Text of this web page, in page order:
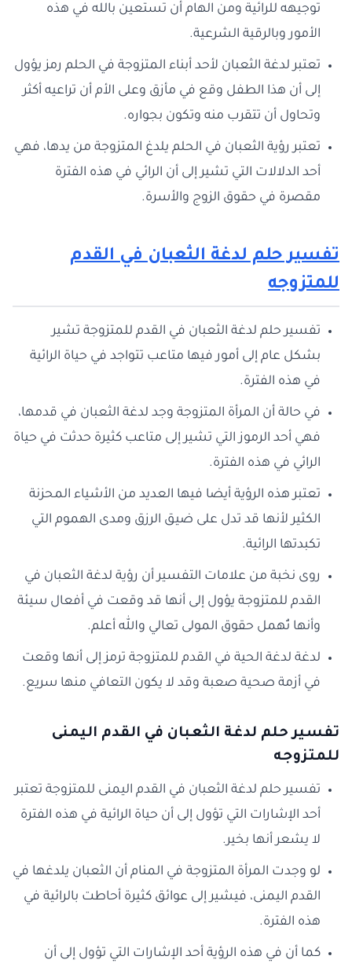
توجيهه للرائية ومن الهام أن تستعين بالله في هذه
الأمور وبالرقية الشرعية.
تعتبر لدغة الثعبان لأحد أبناء المتزوجة في الحلم رمز يؤول
إلى أن هذا الطفل وقع في مأزق وعلى الأم أن تراعيه أكثر
وتحاول أن تتقرب منه وتكون بجواره.
تعتبر رؤية الثعبان في الحلم يلدغ المتزوجة من يدها، فهي
أحد الدلالات التي تشير إلى أن الرائي في هذه الفترة
مقصرة في حقوق الزوج والأسرة.
تفسير حلم لدغة الثعبان في القدم
للمتزوجه
تفسير حلم لدغة الثعبان في القدم للمتزوجة تشير
بشكل عام إلى أمور فيها متاعب تتواجد في حياة الرائية
في هذه الفترة.
في حالة أن المرأة المتزوجة وجد لدغة الثعبان في قدمها،
فهي أحد الرموز التي تشير إلى متاعب كثيرة حدثت في حياة
الرائي في هذه الفترة.
تعتبر هذه الرؤية أيضا فيها العديد من الأشياء المحزنة
الكثير لأنها قد تدل على ضيق الرزق ومدى الهموم التي
تكبدتها الرائية.
روى نخبة من علامات التفسير أن رؤية لدغة الثعبان في
القدم للمتزوجة يؤول إلى أنها قد وقعت في أفعال سيئة
وأنها تُهمل حقوق المولى تعالي والله أعلم.
لدغة لدغة الحية في القدم للمتزوجة ترمز إلى أنها وقعت
في أزمة صحية صعبة وقد لا يكون التعافي منها سريع.
تفسير حلم لدغة الثعبان في القدم اليمنى
للمتزوجه
تفسير حلم لدغة الثعبان في القدم اليمنى للمتزوجة تعتبر
أحد الإشارات التي تؤول إلى أن حياة الرائية في هذه الفترة
لا يشعر أنها بخير.
لو وجدت المرأة المتزوجة في المنام أن الثعبان يلدغها في
القدم اليمنى، فيشير إلى عوائق كثيرة أحاطت بالرائية في
هذه الفترة.
كما أن في هذه الرؤية أحد الإشارات التي تؤول إلى أن